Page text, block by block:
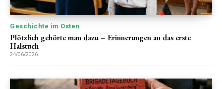
Geschichte im Osten
Plötzlich gehörte man dazu – Erinnerungen an das erste
Halstuch
24/06/2026